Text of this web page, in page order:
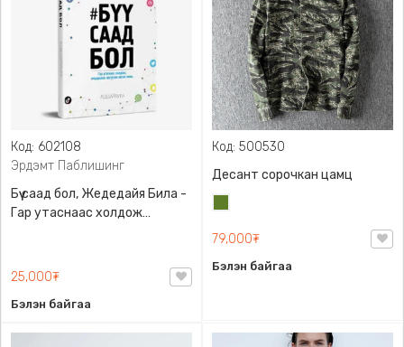
Код: 602108
Эрдэмт Паблишинг
Бүү саад бол, Жедедайя Била -
Гар утаснаас холдож
9789919235192
25,000₮
Бэлэн байгаа
Код: 500530
Десант сорочкан цамц
79,000₮
Бэлэн байгаа